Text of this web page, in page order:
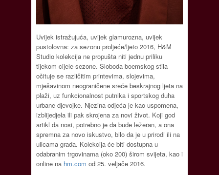
Uvijek istražujuća, uvijek glamurozna, uvijek
pustolovna: za sezonu proljeće/ljeto 2016, H&M
Studio kolekcija ne propušta niti jednu priliku
tijekom cijele sezone. Sloboda boemskog stila
očituje se različitim printevima, slojevima,
mješavinom neograničene sreće beskrajnog ljeta na
plaži, uz funkcionalnost putnika i sportskog duha
urbane djevojke. Njezina odjeća je kao uspomena,
izblijedjela ili pak skrojena za novi život. Koji god
artikl da nosi, potrebno je da bude ležeran, a ona
spremna za novo iskustvo, bilo da je u prirodi ili na
ulicama grada. Kolekcija će biti dostupna u
odabranim trgovinama (oko 200) širom svijeta, kao i
online na hm.com od 25. veljače 2016.